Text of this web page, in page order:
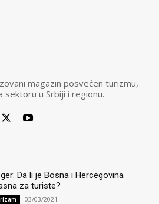
magazin posvećen turizmu,
u Srbiji i regionu.
Da li je Bosna i Hercegovina
za turiste?
03/03/2021